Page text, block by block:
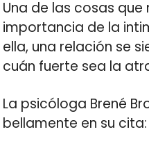
Una de las cosas
importancia de la
ella, una relación se
cuán fuerte sea la
La psicóloga Brené
bellamente en su cita: